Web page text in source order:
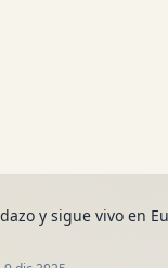
y sigue vivo en